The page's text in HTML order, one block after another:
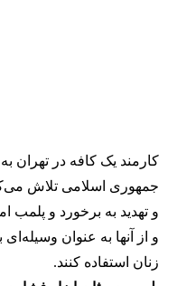
کارمند یک کافه در تهران
جمهوری اسلامی تلاش
و تهدید به برخورد و پلمب
و از آنها به عنوان
زنان استفاده کنند.